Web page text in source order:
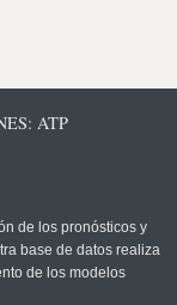
ATP
de los pronósticos y
base de datos realiza
de los modelos